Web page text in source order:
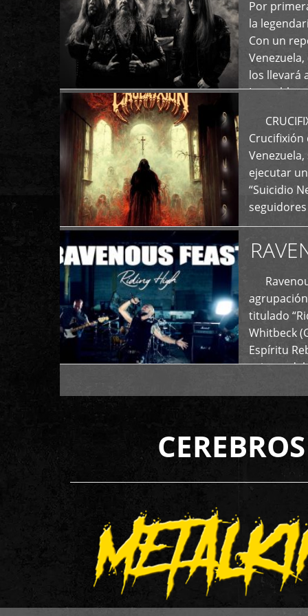
Por
la
Con un
los llevará
La
Crucifixión
ejecutar
“Suicidio
+
titulado
Whitbeck
Espíritu
oriente